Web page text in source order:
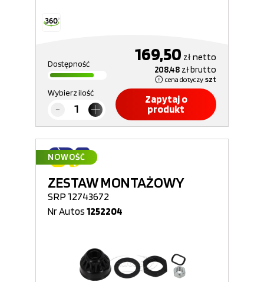
Dostępność 169,50 złnetto
208,48 złbrutto
cena dotyczy szt
Wybierz ilość
Zapytaj o
produkt
NOWOŚĆ
ZESTAW MONTAŻOWY
SRP 12743672
Nr Autos 1252204